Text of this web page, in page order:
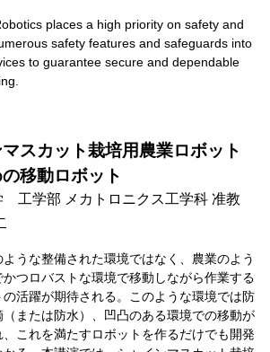
places a high priority on safety and
safety features and safeguards into
to guarantee secure and dependable
スカット栽培用農業ロボット
移動ロボット
学部 メカトロニクス工学科 准教
ような整備された環境ではなく、農業のよう
かつロバストな環境で移動しながら作業する
の活躍が期待される。このような環境では防
（または防水）、凹凸のある環境での移動が
、これを満たすロボットを作るだけでも開発